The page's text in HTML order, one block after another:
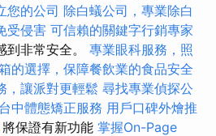
您的公司 除白蟻公司，專業除白
受侵害 可信賴的關鍵字行銷專家
到非常安全。 專業眼科服務，照
的選擇，保障餐飲業的食品安全
，讓派對更輕鬆 尋找專業偵探公
台中體態矯正服務 用戶口碑外燴推
將保證有新功能 掌握On-Page